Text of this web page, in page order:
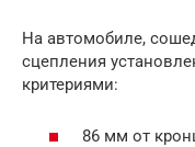
На автомобиле,
сцепления
критериями:
86 мм от